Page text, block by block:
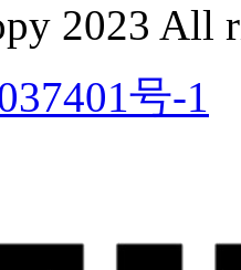
2023 All
号-1